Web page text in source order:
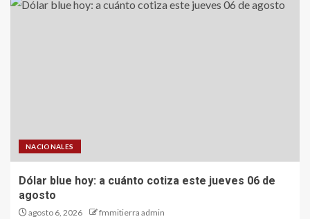
NACIONALES
Dólar blue hoy: a cuánto cotiza este jueves 06 de
agosto
agosto 6, 2026 fmmitierra admin